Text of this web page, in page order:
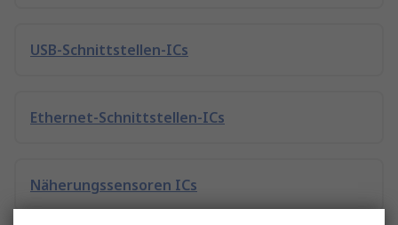
USB-Schnittstellen-ICs
Ethernet-Schnittstellen-ICs
Näherungssensoren ICs